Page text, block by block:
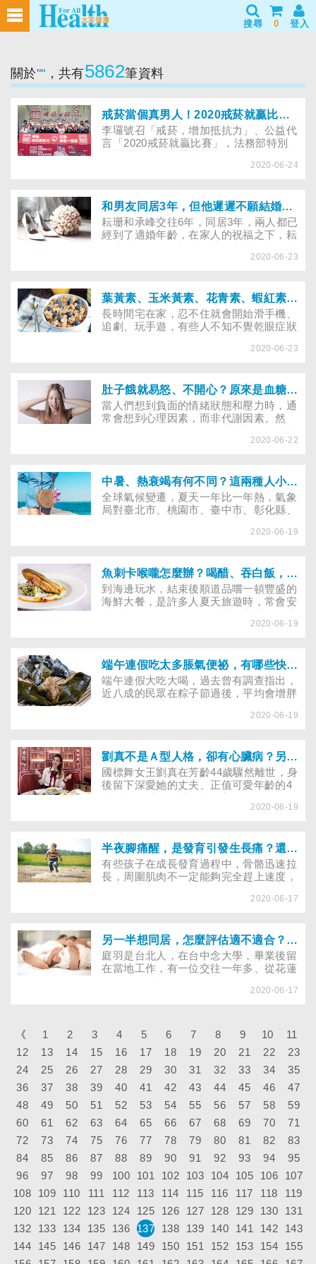
搜尋 0 登入
關於"" ，共有5862筆資料
戒菸當個真男人！2020戒菸就贏比賽共812組收容人成功戒菸
李㼈號召「戒菸，增加抵抗力」、公益代
言「2020戒菸就贏比賽」，法務部特別
元一組及6千元六組；同時還有一組嘉義
工李㼈、終身義工陳淑麗、義工周子寒，
及矯正署署長黃俊棠、國健署副署長吳昭
君、董氏基金會執行長姚思遠等南下嘉義
監獄，為總共八組收容人戒菸成功得獎候
選組進行公開檢測、見證分享及頒獎典
2020-06-24
和男友同居3年，但他遲遲不願結婚，怎麼辦？
耘珊和承峰交往6年，同居3年，兩人都已
經到了適婚年齡，在家人的祝福之下，耘
baby，可是承峰卻表明他目前對於婚姻
共度下半輩子，也讓耘珊突然感到兩難與
無助，究竟該捨棄這段用青春隨月投入的
感情，還是應該要繼續在一起呢……
2020-06-23
葉黃素、玉米黃素、花青素、蝦紅素，護眼保健品怎麼選？
長時間宅在家，忍不住就會開始滑手機、
追劇、玩手遊，有些人不知不覺乾眼症狀
開始出現老花症狀！葉黃素、玉米黃素、
2020-06-23
肚子餓就易怒、不開心？原來是血糖搞的鬼！
當人們想到負面的情緒狀態和壓力時，通
常會想到心理因素，而非代謝因素。然
刊的研究指出，低血糖會帶來強烈的生理
2020-06-22
中暑、熱衰竭有何不同？這兩種人小心熱中風
全球氣候變遷，夏天一年比一年熱，氣象
局對臺北市、桃園市、臺中市、彰化縣、
縣等發布高溫特報，午後高溫可達36度。
2020-06-19
魚刺卡喉嚨怎麼辦？喝醋、吞白飯，可以將魚刺吞下肚嗎？
到海邊玩水，結束後順道品嚐一頓豐盛的
海鮮大餐，是許多人夏天旅遊時，常會安
易就會把魚刺吞下肚！不少人都有被魚刺
2020-06-19
端午連假吃太多脹氣便祕，有哪些快速通便小妙招？
端午連假大吃大喝，過去曾有調查指出，
近八成的民眾在粽子節過後，平均會增胖
耗費半個月以上才能剷除。即便假期結
性、還是黏性都較大，過量進食，容易引
起消化不良、讓人發胖。不想因消化不良
而引發脹氣和便秘，壞了好心情，有哪些
快速通便、消脹氣的小妙招？
2020-06-19
劉真不是Ａ型人格，卻有心臟病？另類學派「賽斯心法」這樣說
國標舞女王劉真在芳齡44歲驟然離世，身
後留下深愛她的丈夫、正值可愛年齡的4
生華麗的劇情在幸福的滿溢點戛然而止，
2020-06-19
半夜腳痛醒，是發育引發生長痛？還是骨腫瘤、幼兒類風濕性關節炎？
有些孩子在成長發育過程中，骨骼迅速拉
長，周圍肌肉不一定能夠完全趕上速度，
「原本身體穿得這件衣服跟不上生長速
2020-06-17
另一半想同居，怎麼評估適不適合？假如不想，如何溝通？
庭羽是台北人，在台中念大學，畢業後留
在當地工作，有一位交往一年多、從花蓮
哲當兵剛退伍，想要跟庭羽同居，但是他
應，阿哲認為庭羽不愛他，甚至以分手或
心，要求庭羽千萬不可以答應同居，但阿
哲的情緒實在太極端，讓庭羽不知該如何
圓滿地拒絕？
2020-06-17
《 1 2 3 4 5 6 7 8 9 10
11
12
13 14 15 16 17 18 19 20 21 22
23
24
25 26 27 28 29 30 31 32 33 34
35
36
37 38 39 40 41 42 43 44 45 46
47
48
49 50 51 52 53 54 55 56 57 58
59
60
61 62 63 64 65 66 67 68 69 70
71
72
73 74 75 76 77 78 79 80 81 82
83
84
85 86 87 88 89 90 91 92 93 94
95
96
97 98 99 100 101 102 103 104 105 106
107
108
109 110 111 112 113 114 115 116 117 118
119
120
121 122 123 124 125 126 127 128 129 130
131
132
133 134 135 136 137 138 139 140 141 142
143
144
145 146 147 148 149 150 151 152 153 154
155